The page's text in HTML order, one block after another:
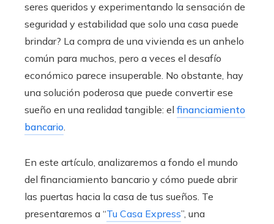
seres queridos y experimentando la sensación de
seguridad y estabilidad que solo una casa puede
brindar? La compra de una vivienda es un anhelo
común para muchos, pero a veces el desafío
económico parece insuperable. No obstante, hay
una solución poderosa que puede convertir ese
sueño en una realidad tangible: el financiamiento
bancario.
En este artículo, analizaremos a fondo el mundo
del financiamiento bancario y cómo puede abrir
las puertas hacia la casa de tus sueños. Te
presentaremos a “Tu Casa Express”, una